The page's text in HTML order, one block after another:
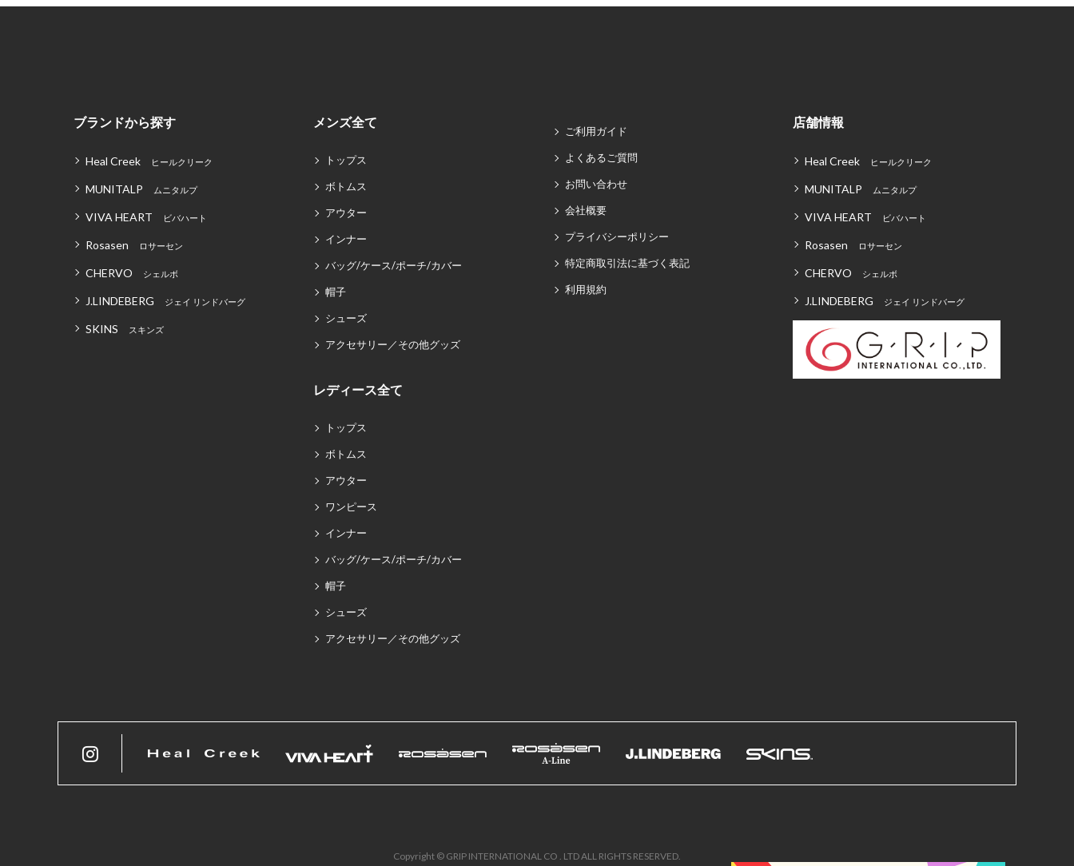
ブランドから探す
Heal Creek ヒールクリーク
MUNITALP ムニタルプ
VIVA HEART ビバハート
Rosasen ロサーセン
CHERVO シェルボ
J.LINDEBERG ジェイ リンドバーグ
SKINS スキンズ
メンズ全て
トップス
ボトムス
アウター
インナー
バッグ/ケース/ポーチ/カバー
帽子
シューズ
アクセサリー／その他グッズ
レディース全て
トップス
ボトムス
アウター
ワンピース
インナー
バッグ/ケース/ポーチ/カバー
帽子
シューズ
アクセサリー／その他グッズ
ご利用ガイド
よくあるご質問
お問い合わせ
会社概要
プライバシーポリシー
特定商取引法に基づく表記
利用規約
店舗情報
Heal Creek ヒールクリーク
MUNITALP ムニタルプ
VIVA HEART ビバハート
Rosasen ロサーセン
CHERVO シェルボ
J.LINDEBERG ジェイ リンドバーグ
Copyright © GRIP INTERNATIONAL CO . LTD ALL RIGHTS RESERVED.